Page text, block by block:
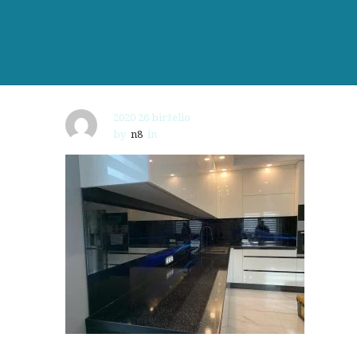
2020 26 birželio
by n8 in